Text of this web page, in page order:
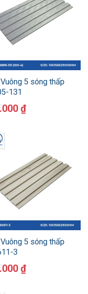
5 sóng thấp
131
₫
5 sóng thấp
3
₫